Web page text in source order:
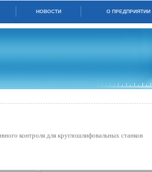
НОВОСТИ О ПРЕДПРИЯТИИ
контроля для круглошлифовальных станков